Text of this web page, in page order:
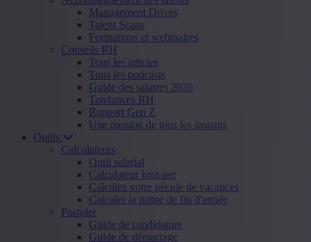
Management Drives
Talent Scans
Formations et webinaires
Conseils RH
Tous les articles
Tous les podcasts
Guide des salaires 2026
Tendances RH
Rapport Gen Z
Une passion de tous les instants
Outils
Calculateurs
Outil salarial
Calculateur brut-net
Calculez votre pécule de vacances
Calculer la prime de fin d'année
Postuler
Guide de candidature
Guide de démarrage